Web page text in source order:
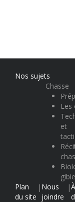
Nos sujets
Chasse
Les
et
Plan
du site
| Nous
joindre
|